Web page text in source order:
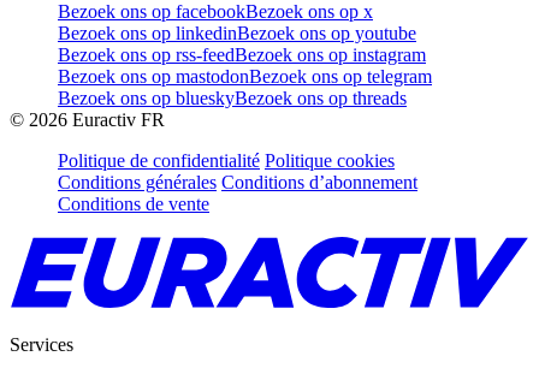
Bezoek ons op facebookBezoek ons op x
Bezoek ons op linkedinBezoek ons op youtube
Bezoek ons op rss-feedBezoek ons op instagram
Bezoek ons op mastodonBezoek ons op telegram
Bezoek ons op blueskyBezoek ons op threads
© 2026 Euractiv FR
Politique de confidentialité Politique cookies
Conditions générales Conditions d’abonnement
Conditions de vente
Services